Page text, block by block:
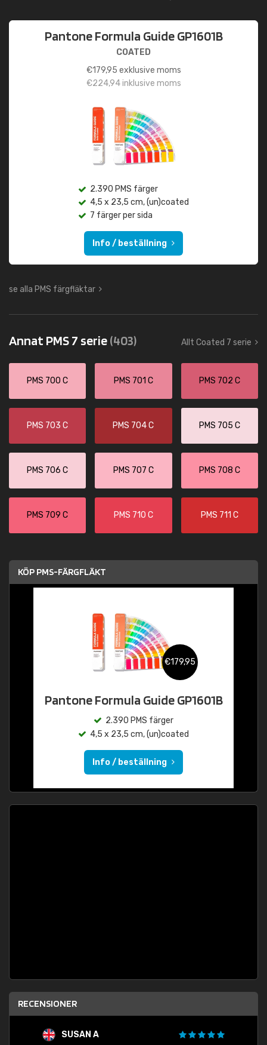
Pantone Formula Guide GP1601B
COATED
€179,95 exklusive moms
€224,94inklusive moms
2.390 PMS färger
4,5 x 23,5 cm, (un)coated
7 färger per sida
Info / beställning
se alla PMS färgfläktar
Annat PMS 7 serie(403) Allt Coated 7 serie
PMS 700 C PMS 701 C PMS 702 C
PMS 703 C PMS 704 C PMS 705 C
PMS 706 C PMS 707 C PMS 708 C
PMS 709 C PMS 710 C PMS 711 C
KÖP PMS-FÄRGFLÄKT
€179,95
Pantone Formula Guide GP1601B
2.390 PMS färger
4,5 x 23,5 cm, (un)coated
Info / beställning
RECENSIONER
SUSAN A